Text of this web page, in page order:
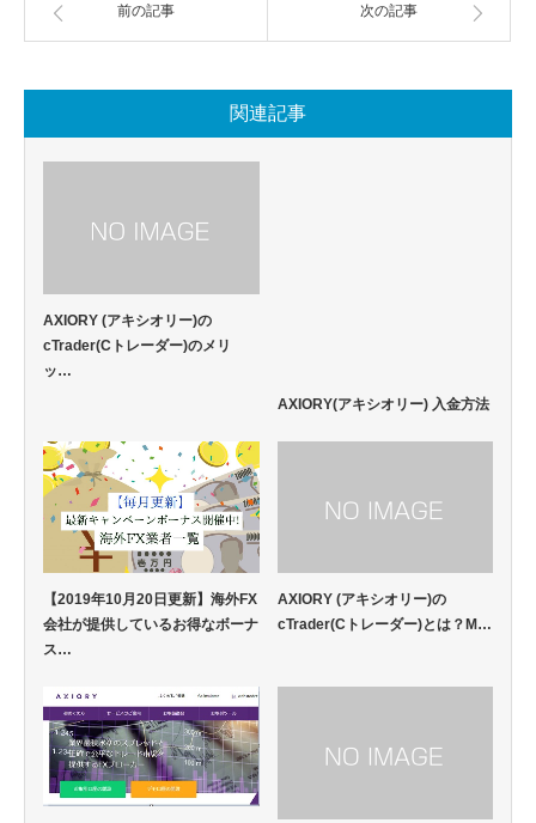
前の記事 次の記事
関連記事
AXIORY (アキシオリー)の
cTrader(Cトレーダー)のメリ
ッ…
AXIORY(アキシオリー) 入金方法
【2019年10月20日更新】海外FX
会社が提供しているお得なボーナ
ス…
AXIORY (アキシオリー)の
cTrader(Cトレーダー)とは？M…